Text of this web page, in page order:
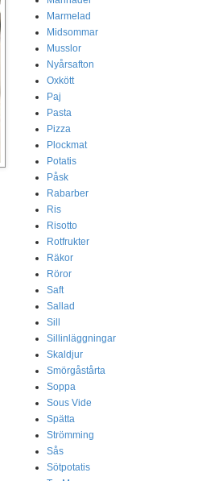
Marmelad
Midsommar
Musslor
Nyårsafton
Oxkött
Paj
Pasta
Pizza
Plockmat
Potatis
Påsk
Rabarber
Ris
Risotto
Rotfrukter
Räkor
Röror
Saft
Sallad
Sill
Sillinläggningar
Skaldjur
Smörgåstårta
Soppa
Sous Vide
Spätta
Strömming
Sås
Sötpotatis